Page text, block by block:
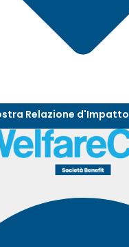
Relazione d'Impatto